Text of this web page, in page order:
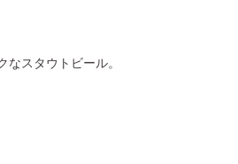
なスタウトビール。